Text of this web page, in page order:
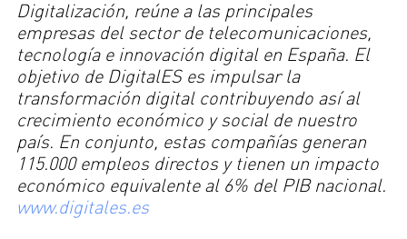
Digitalización, reúne a las principales
empresas del sector de telecomunicaciones,
tecnología e innovación digital en España. El
objetivo de DigitalES es impulsar la
transformación digital contribuyendo así al
crecimiento económico y social de nuestro
país. En conjunto, estas compañías generan
115.000 empleos directos y tienen un impacto
económico equivalente al 6% del PIB nacional.
www.digitales.es